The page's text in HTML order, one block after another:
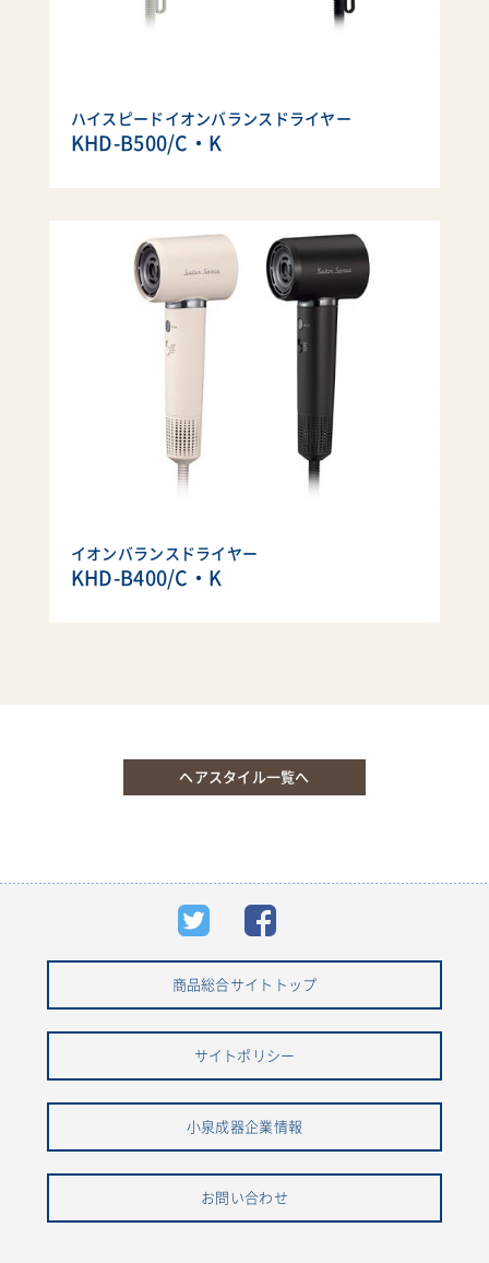
ハイスピードイオンバランスドライヤー
KHD-B500/C・K
イオンバランスドライヤー
KHD-B400/C・K
ヘアスタイル一覧へ
商品総合サイトトップ
サイトポリシー
小泉成器企業情報
お問い合わせ